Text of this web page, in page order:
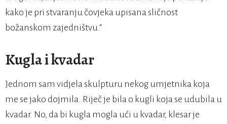
kako je pri stvaranju čovjeka upisana sličnost
božanskom zajedništvu.“
Kugla i kvadar
Jednom sam vidjela skulpturu nekog umjetnika koja
me se jako dojmila. Riječ je bila o kugli koja se udubila u
kvadar. No, da bi kugla mogla ući u kvadar, klesar je